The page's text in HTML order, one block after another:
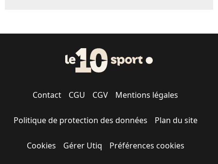
Contact CGU CGV Mentions légales
Politique de protection des données Plan du site
Cookies Gérer Utiq Préférences cookies